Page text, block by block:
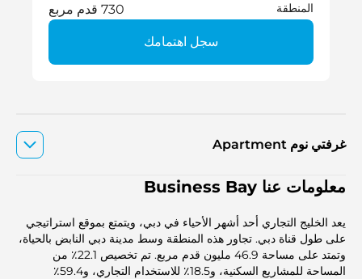
المنطقة 730 قدم مربع
سجل اهتمامك
غرفتي نوم Apartment
معلومات عنا Business Bay
يعد الخليج التجاري أحد أشهر الأحياء في دبي، ويتمتع بموقع استراتيجي
على طول قناة دبي. تجاور هذه المنطقة وسط مدينة دبي النابض بالحياة،
وتمتد على مساحة 46.9 مليون قدم مربع. تم تخصيص 22.1٪ من
المساحة للمشاريع السكنية، و18.5٪ للاستخدام التجاري، و59.4٪